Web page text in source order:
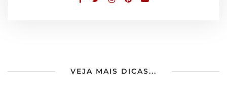
VEJA MAIS DICAS...